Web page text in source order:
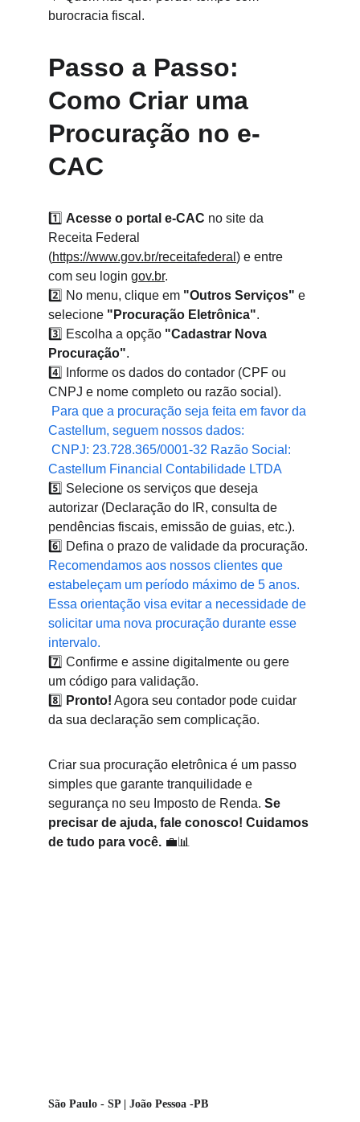
burocracia fiscal.
Passo a Passo:
Como Criar uma
Procuração no e-
CAC
1️⃣ Acesse o portal e-CAC no site da
Receita Federal
(https://www.gov.br/receitafederal ) e entre
com seu login gov.br.
2️⃣ No menu, clique em "Outros Serviços" e
selecione "Procuração Eletrônica".
3️⃣ Escolha a opção "Cadastrar Nova
Procuração".
4️⃣ Informe os dados do contador (CPF ou
CNPJ e nome completo ou razão social).
Para que a procuração seja feita em favor da
Castellum, seguem nossos dados:
Castellum Financial Contabilidade LTDA
5️⃣ Selecione os serviços que deseja
autorizar (Declaração do IR, consulta de
pendências fiscais, emissão de guias, etc.).
6️⃣ Defina o prazo de validade da procuração.
Recomendamos aos nossos clientes que
estabeleçam um período máximo de 5 anos.
Essa orientação visa evitar a necessidade de
solicitar uma nova procuração durante esse
intervalo.
7️⃣ Confirme e assine digitalmente ou gere
um código para validação.
8️⃣ Pronto! Agora seu contador pode cuidar
da sua declaração sem complicação.
Criar sua procuração eletrônica é um passo
simples que garante tranquilidade e
segurança no seu Imposto de Renda. Se
precisar de ajuda, fale conosco! Cuidamos
de tudo para você. 💼📊
São Paulo - SP | João Pessoa -PB